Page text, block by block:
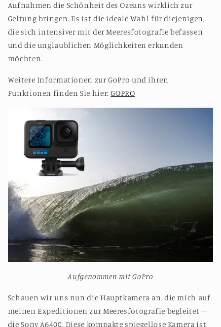
Aufnahmen die Schönheit des Ozeans wirklich zur
Geltung bringen. Es ist die ideale Wahl für diejenigen,
die sich intensiver mit der Meeresfotografie befassen
und die unglaublichen Möglichkeiten erkunden
möchten.
Weitere Informationen zur GoPro und ihren
Funktionen finden Sie hier:GOPRO
Aufgenommen mit GoPro
Schauen wir uns nun die Hauptkamera an, die mich auf
meinen Expeditionen zur Meeresfotografie begleitet –
die Sony A6400. Diese kompakte spiegellose Kamera ist